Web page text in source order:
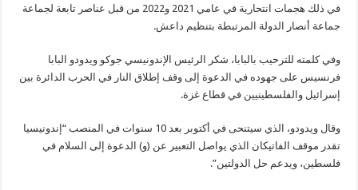
في ذلك هجمات انتحارية في عامي 2021 و2022 من قبل عناصر تابعة لجماعة
جماعة أنصار الدولة المرتبطة بتنظيم داعش.
وفي كلمته للترحيب بالبابا، شكر الرئيس الإندونيسي جوكو ويدودو البابا
فرنسيس على جهوده في الدعوة إلى وقف إطلاق النار في الحرب الدائرة بين
إسرائيل والفلسطينيين في قطاع غزة.
وقال ويدودو، الذي سيتنحى في أكتوبر بعد 10 سنوات في المنصب “إندونيسيا
تقدر موقف الفاتيكان الذي يواصل التعبير عن (و) الدعوة إلى السلام في
فلسطين، ويدعم حل الدولتين”.